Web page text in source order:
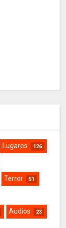
Lugares 126
Terror 51
Audios 23